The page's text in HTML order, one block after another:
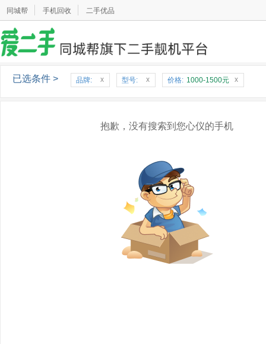
同城帮 手机回收 二手优品
已选条件 > 品牌: x 型号: x 价格: 1000-1500元 x
抱歉，没有搜索到您心仪的手机